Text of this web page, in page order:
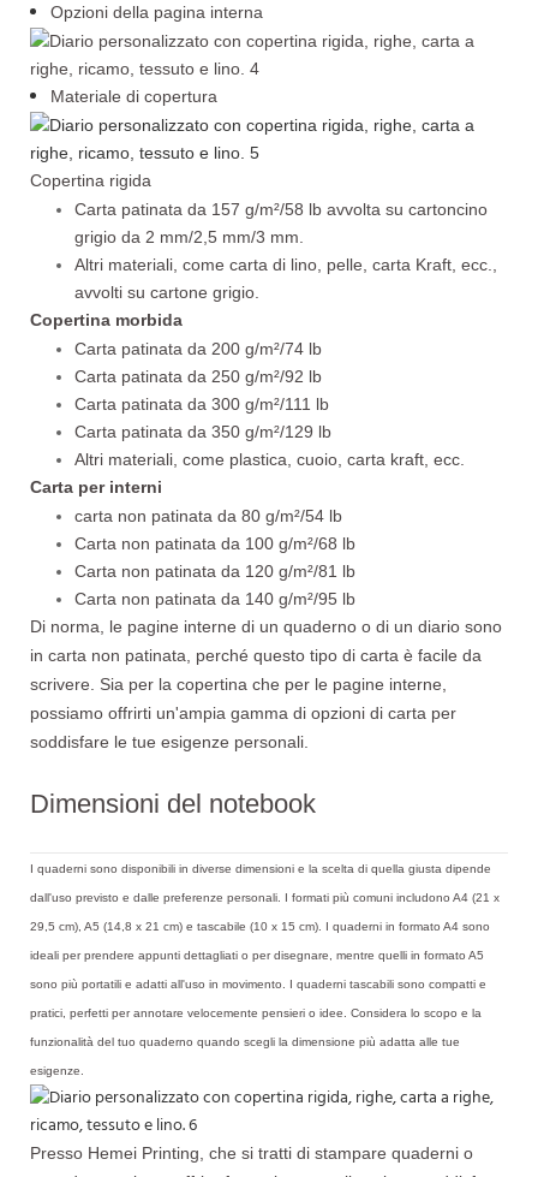
Opzioni della pagina interna
Materiale di copertura
Copertina rigida
Carta patinata da 157 g/m²/58 lb avvolta su cartoncino
grigio da 2 mm/2,5 mm/3 mm.
Altri materiali, come carta di lino, pelle, carta Kraft, ecc.,
avvolti su cartone grigio.
Copertina morbida
Carta patinata da 200 g/m²/74 lb
Carta patinata da 250 g/m²/92 lb
Carta patinata da 300 g/m²/111 lb
Carta patinata da 350 g/m²/129 lb
Altri materiali, come plastica, cuoio, carta kraft, ecc.
Carta per interni
carta non patinata da 80 g/m²/54 lb
Carta non patinata da 100 g/m²/68 lb
Carta non patinata da 120 g/m²/81 lb
Carta non patinata da 140 g/m²/95 lb
Di norma, le pagine interne di un quaderno o di un diario sono
in carta non patinata, perché questo tipo di carta è facile da
scrivere. Sia per la copertina che per le pagine interne,
possiamo offrirti un'ampia gamma di opzioni di carta per
soddisfare le tue esigenze personali.
Dimensioni del notebook
I quaderni sono disponibili in diverse dimensioni e la scelta di quella giusta dipende
dall'uso previsto e dalle preferenze personali. I formati più comuni includono A4 (21 x
29,5 cm), A5 (14,8 x 21 cm) e tascabile (10 x 15 cm). I quaderni in formato A4 sono
ideali per prendere appunti dettagliati o per disegnare, mentre quelli in formato A5
sono più portatili e adatti all'uso in movimento. I quaderni tascabili sono compatti e
pratici, perfetti per annotare velocemente pensieri o idee. Considera lo scopo e la
funzionalità del tuo quaderno quando scegli la dimensione più adatta alle tue
esigenze.
Presso Hemei Printing, che si tratti di stampare quaderni o